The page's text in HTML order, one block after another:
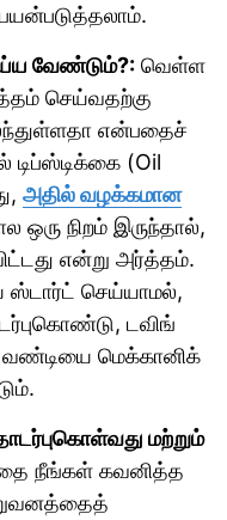
வேண்டும்?: வெள்ள
செய்வதற்கு
என்பதைச்
டிப்ஸ்டிக்கை (Oil
அதில் வழக்கமான
ஒரு நிறம் இருந்தால்,
என்று அர்த்தம்.
செய்யாமல்,
டவிங்
வண்டியை மெக்கானிக்
மற்றும்
நீங்கள் கவனித்த